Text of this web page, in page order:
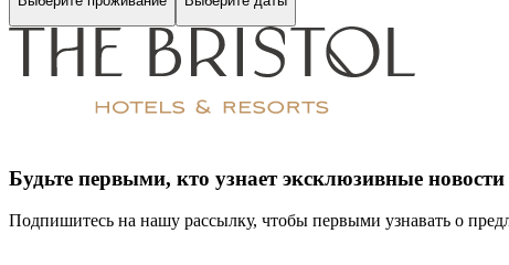
Будьте первыми, кто узнает эксклюзивные новости
Подпишитесь на нашу рассылку, чтобы первыми узнавать о